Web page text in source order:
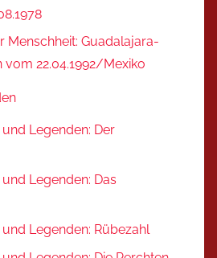
Menschheit: Guadalajara-
vom 22.04.1992/Mexiko
Legenden: Der
Legenden: Das
Legenden: Rübezahl